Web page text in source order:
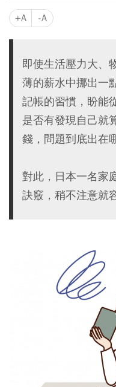
+A -A
即使生活壓力大、
薄的薪水中挪出一
記帳的習慣，盼能
是否有發現自己就
錢，問題到底出在
對此，日本一名家
訣竅，稍不注意就